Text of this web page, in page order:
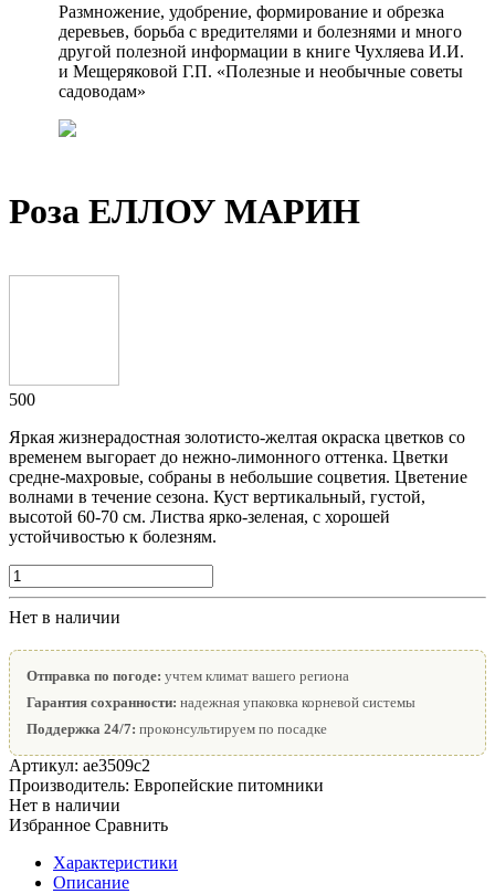
Размножение, удобрение, формирование и обрезка
деревьев, борьба с вредителями и болезнями и много
другой полезной информации в книге Чухляева И.И.
и Мещеряковой Г.П. «Полезные и необычные советы
садоводам»
Роза ЕЛЛОУ МАРИН
500
Яркая жизнерадостная золотисто-желтая окраска цветков со
временем выгорает до нежно-лимонного оттенка. Цветки
средне-махровые, собраны в небольшие соцветия. Цветение
волнами в течение сезона. Куст вертикальный, густой,
высотой 60-70 см. Листва ярко-зеленая, с хорошей
устойчивостью к болезням.
Нет в наличии
Отправка по погоде: учтем климат вашего региона
Гарантия сохранности: надежная упаковка корневой системы
Поддержка 24/7: проконсультируем по посадке
Артикул: ae3509с2
Производитель: Европейские питомники
Нет в наличии
Избранное Сравнить
Характеристики
Описание